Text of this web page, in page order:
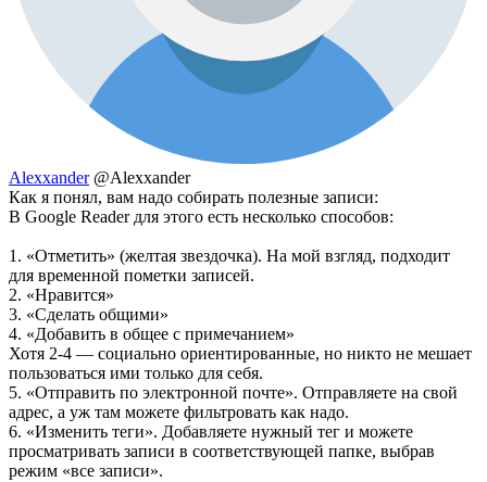
Alexxander @Alexxander
Как я понял, вам надо собирать полезные записи:
В Google Reader для этого есть несколько способов:
1. «Отметить» (желтая звездочка). На мой взгляд, подходит
для временной пометки записей.
2. «Нравится»
3. «Сделать общими»
4. «Добавить в общее с примечанием»
Хотя 2-4 — социально ориентированные, но никто не мешает
пользоваться ими только для себя.
5. «Отправить по электронной почте». Отправляете на свой
адрес, а уж там можете фильтровать как надо.
6. «Изменить теги». Добавляете нужный тег и можете
просматривать записи в соответствующей папке, выбрав
режим «все записи».